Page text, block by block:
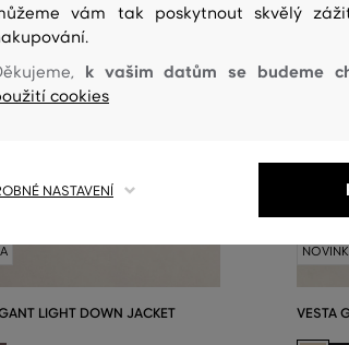
LIGHT DOWN JACKET VESTA
vám tak poskytnout skvělý
k vašim datům se budeme
cookies
NASTAVENÍ